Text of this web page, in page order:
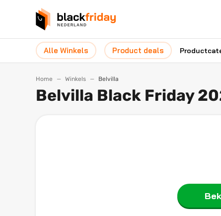
Alle Winkels Product deals
Home Winkels Belvilla
Belvilla Black Friday